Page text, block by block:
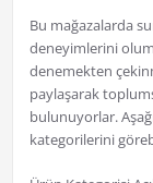
Bu mağazalarda
deneyimlerini
denemekten
paylaşarak
bulunuyorlar.
kategorilerini